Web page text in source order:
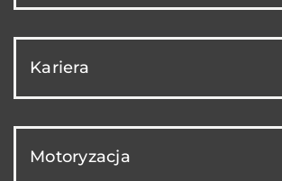
Kariera
Motoryzacja